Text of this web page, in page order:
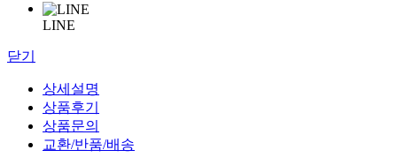
LINE
닫기
상세설명
상품후기
상품문의
교환/반품/배송